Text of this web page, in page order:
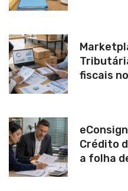
fiscais
Crédito
a folha